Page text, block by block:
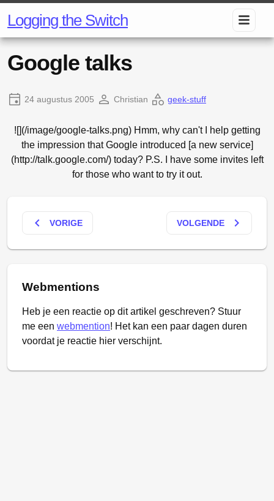
Logging the Switch
Google talks
24 augustus 2005 Christian geek-stuff
![](/image/google-talks.png) Hmm, why can't I help getting
the impression that Google introduced [a new service]
(http://talk.google.com/) today? P.S. I have some invites left
for those who want to try it out.
keyboard_arrow_left VORIGE VOLGENDE keyboard_arrow_right
Webmentions
Heb je een reactie op dit artikel geschreven? Stuur
me een webmention! Het kan een paar dagen duren
voordat je reactie hier verschijnt.